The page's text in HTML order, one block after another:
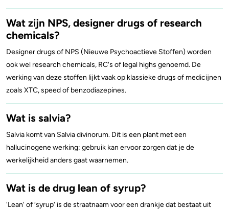
Wat zijn NPS, designer drugs of research
chemicals?
Designer drugs of NPS (Nieuwe Psychoactieve Stoffen) worden
ook wel research chemicals, RC's of legal highs genoemd. De
werking van deze stoffen lijkt vaak op klassieke drugs of medicijnen
zoals XTC, speed of benzodiazepines.
Wat is salvia?
Salvia komt van Salvia divinorum. Dit is een plant met een
hallucinogene werking: gebruik kan ervoor zorgen dat je de
werkelijkheid anders gaat waarnemen.
Wat is de drug lean of syrup?
'Lean' of ‘syrup’ is de straatnaam voor een drankje dat bestaat uit